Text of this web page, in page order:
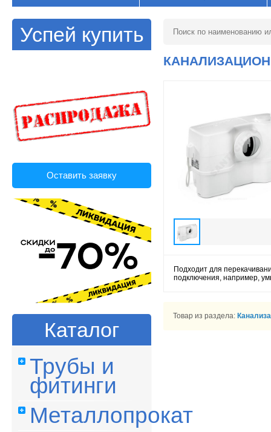
Успей купить
Оставить заявку
Каталог
Трубы и
фитинги
Металлопрокат
Подходит для
подключения, например,
Товар из раздела: